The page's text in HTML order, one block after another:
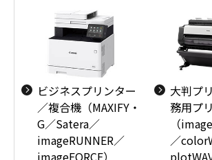
ビジネスプリンター
／複合機（MAXIFY・
G／Satera／
imageRUNNER／
大判プ
務用プ
（
／